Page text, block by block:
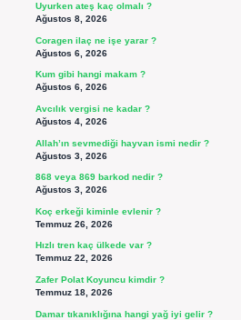
Uyurken ateş kaç olmalı ?
Ağustos 8, 2026
Coragen ilaç ne işe yarar ?
Ağustos 6, 2026
Kum gibi hangi makam ?
Ağustos 6, 2026
Avcılık vergisi ne kadar ?
Ağustos 4, 2026
Allah’ın sevmediği hayvan ismi nedir ?
Ağustos 3, 2026
868 veya 869 barkod nedir ?
Ağustos 3, 2026
Koç erkeği kiminle evlenir ?
Temmuz 26, 2026
Hızlı tren kaç ülkede var ?
Temmuz 22, 2026
Zafer Polat Koyuncu kimdir ?
Temmuz 18, 2026
Damar tıkanıklığına hangi yağ iyi gelir ?